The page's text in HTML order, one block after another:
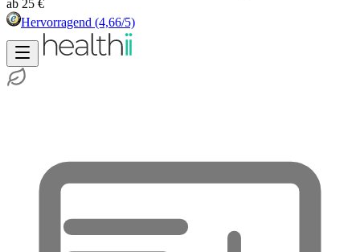
ab 25 €
Hervorragend (4,66/5)